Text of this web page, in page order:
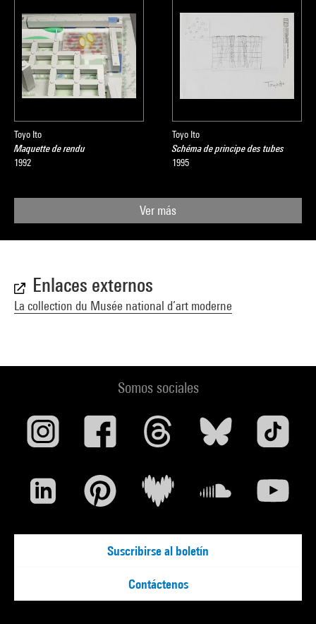
Toyo Ito
Maquette de rendu
1992
Toyo Ito
Schéma de principe des tubes
1995
Ver más
Enlaces externos
La collection du Musée national d’art moderne
Somos sociales
Suscribirse al boletín
Contáctenos